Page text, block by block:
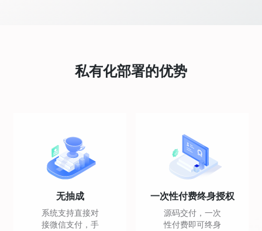
私有化部署的优势
无抽成
系统支持直接对
接微信支付，手
一次性付费终身授权
源码交付，一次
性付费即可终身